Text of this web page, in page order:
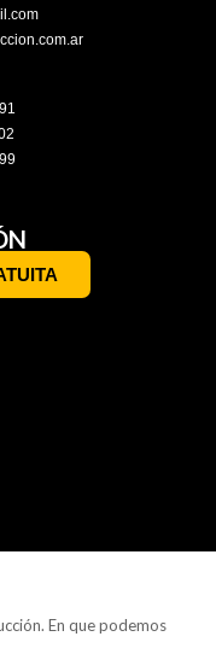
En que podemos